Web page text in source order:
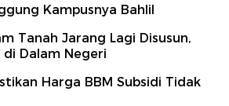
Kampusnya Bahlil
Tanah Jarang Lagi Disusun,
di Dalam Negeri
Harga BBM Subsidi Tidak